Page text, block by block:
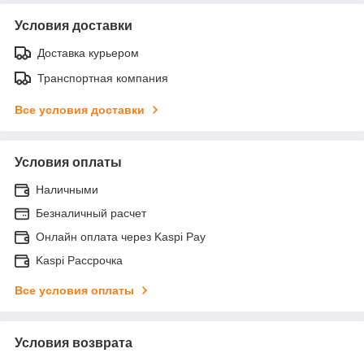
Условия доставки
Доставка курьером
Транспортная компания
Все условия доставки
Условия оплаты
Наличными
Безналичный расчет
Онлайн оплата через Kaspi Pay
Kaspi Рассрочка
Все условия оплаты
Условия возврата